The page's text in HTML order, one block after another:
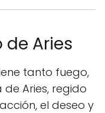
de Aries
tanto fuego,
Aries, regido
el deseo y